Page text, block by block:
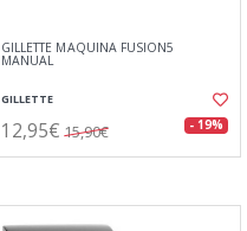
GILLETTE MAQUINA FUSION5
MANUAL
GILLETTE
12,95€ 15,90€ - 19%